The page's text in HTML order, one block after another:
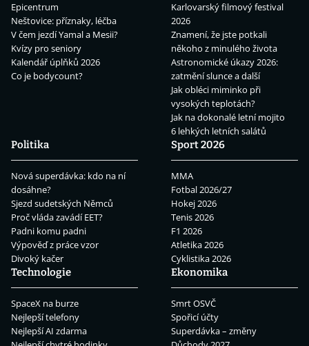
Epicentrum
Neštovice: příznaky, léčba
V čem jezdí Yamal a Mesii?
Kvízy pro seniory
Kalendář úplňků 2026
Co je bodycount?
Karlovarský filmový festival
2026
Znamení, že jste potkali
někoho z minulého života
Astronomické úkazy 2026:
zatmění slunce a další
Jak obléci miminko při
vysokých teplotách?
Jak na dokonalé letní mojito
6 lehkých letních salátů
Politika
Nová superdávka: kdo na ní
dosáhne?
Sjezd sudetských Němců
Proč vláda zavádí EET?
Padni komu padni
Výpověď z práce vzor
Divoký kačer
Sport 2026
MMA
Fotbal 2026/27
Hokej 2026
Tenis 2026
F1 2026
Atletika 2026
Cyklistika 2026
Technologie
SpaceX na burze
Nejlepší telefony
Nejlepší AI zdarma
Ekonomika
Smrt OSVČ
Spořicí účty
Superdávka – změny